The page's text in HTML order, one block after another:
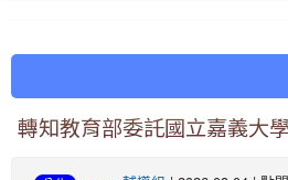
轉知教育部委託國立嘉義大